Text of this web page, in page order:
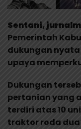
Sentani,
Pemerintah
dukungan nyata
upaya
Dukungan
pertanian yang
terdiri atas 10
traktor roda